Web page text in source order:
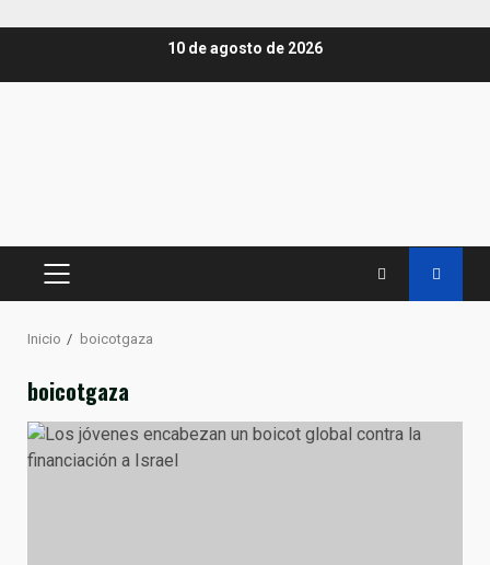
10 de agosto de 2026
MENÚ
Inicio boicotgaza
boicotgaza